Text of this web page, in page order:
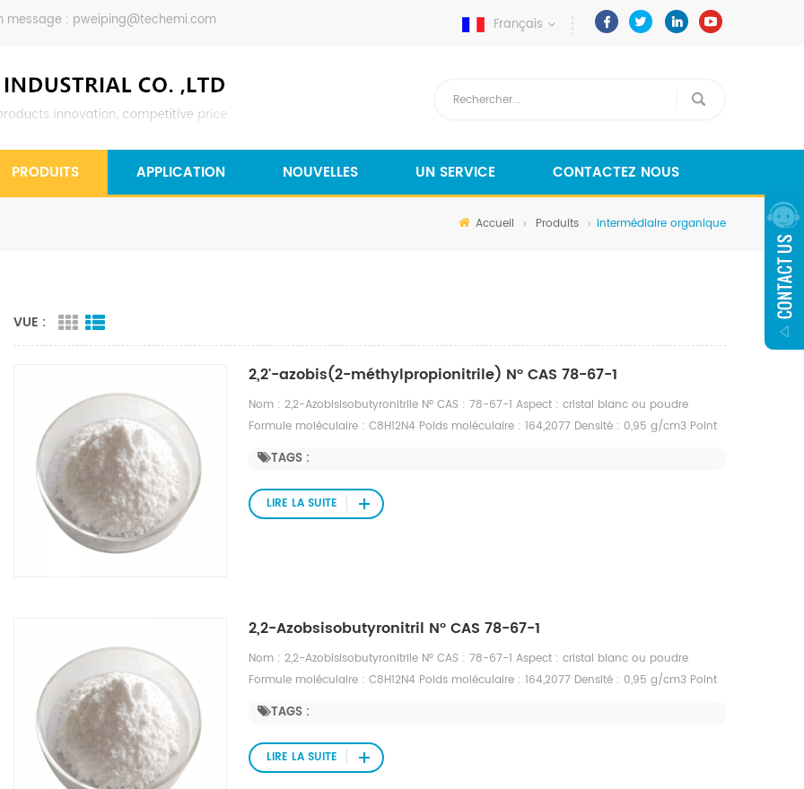
message : pweiping@techemi.com Français
PRODUITS APPLICATION NOUVELLES UN SERVICE CONTACTEZ NOUS
Accueil Produits intermédiaire organique
VUE :
2,2'-azobis(2-méthylpropionitrile) N° CAS 78-67-1
Nom : 2,2-Azobisisobutyronitrile N° CAS : 78-67-1 Aspect : cristal blanc ou poudre
Formule moléculaire : C8H12N4 Poids moléculaire : 164,2077 Densité : 0,95 g/cm3 Point
de fusion : 102-104 ℃ Point d'ébullition : 236,2 °C à 760 mmHg Point d'éclair : 96,6°C
l'éthanol, l'éther, le toluène, le méthanol et d'autres solvants organiques
TAGS :
LIRE LA SUITE
2,2-Azobsisobutyronitril N° CAS 78-67-1
Nom : 2,2-Azobisisobutyronitrile N° CAS : 78-67-1 Aspect : cristal blanc ou poudre
Formule moléculaire : C8H12N4 Poids moléculaire : 164,2077 Densité : 0,95 g/cm3 Point
de fusion : 102-104 ℃ Point d'ébullition : 236,2 °C à 760 mmHg Point d'éclair : 96,6°C
l'éthanol, l'éther, le toluène, le méthanol et d'autres solvants organiques
TAGS :
LIRE LA SUITE